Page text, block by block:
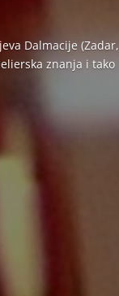
Dalmacije (Zadar,
znanja i tako